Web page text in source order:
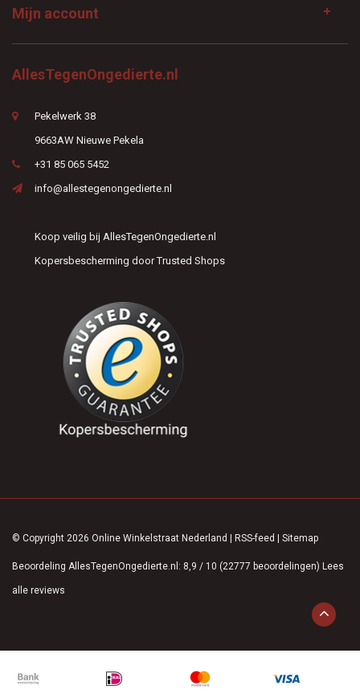
Mijn account
AllesTegenOngedierte.nl
Pekelwerk 38
9663AW Nieuwe Pekela
+31 85 065 5452
info@allestegenongedierte.nl
Koop veilig bij AllesTegenOngedierte.nl
Kopersbescherming door Trusted Shops
© Copyright 2026 Online Winkelstraat Nederland RSS-feed Sitemap
Beoordeling AllesTegenOngedierte.nl : 8,9 / 10 (22777 beoordelingen) Lees
alle reviews